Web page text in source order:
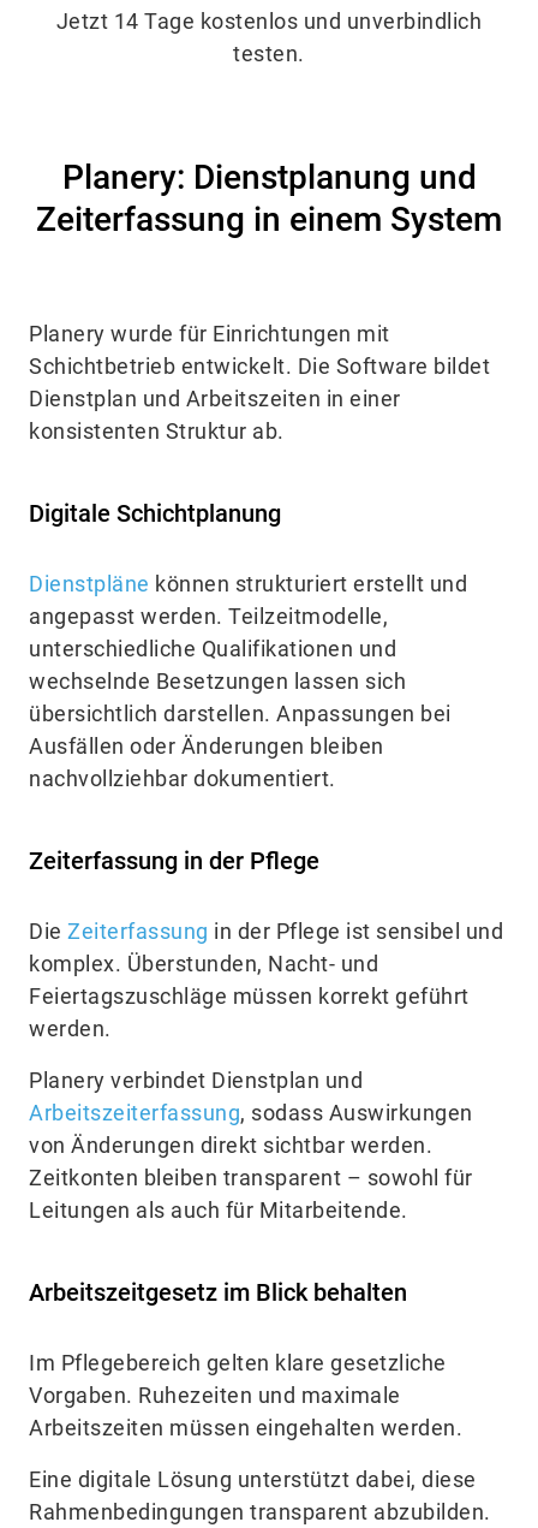
Jetzt 14 Tage kostenlos und unverbindlich
testen.
Planery: Dienstplanung und
Zeiterfassung in einem System
Planery wurde für Einrichtungen mit
Schichtbetrieb entwickelt. Die Software bildet
Dienstplan und Arbeitszeiten in einer
konsistenten Struktur ab.
Digitale Schichtplanung
Dienstpläne können strukturiert erstellt und
angepasst werden. Teilzeitmodelle,
unterschiedliche Qualifikationen und
wechselnde Besetzungen lassen sich
übersichtlich darstellen. Anpassungen bei
Ausfällen oder Änderungen bleiben
nachvollziehbar dokumentiert.
Zeiterfassung in der Pflege
Die Zeiterfassung in der Pflege ist sensibel und
komplex. Überstunden, Nacht- und
Feiertagszuschläge müssen korrekt geführt
werden.
Planery verbindet Dienstplan und
Arbeitszeiterfassung, sodass Auswirkungen
von Änderungen direkt sichtbar werden.
Zeitkonten bleiben transparent – sowohl für
Leitungen als auch für Mitarbeitende.
Arbeitszeitgesetz im Blick behalten
Im Pflegebereich gelten klare gesetzliche
Vorgaben. Ruhezeiten und maximale
Arbeitszeiten müssen eingehalten werden.
Eine digitale Lösung unterstützt dabei, diese
Rahmenbedingungen transparent abzubilden.